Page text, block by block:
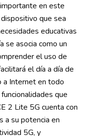
en este
que sea
educativas
se asocia como un
el uso de
el día a día de
a Internet en todo
que
2 Lite 5G cuenta con
a su potencia en
5G, y